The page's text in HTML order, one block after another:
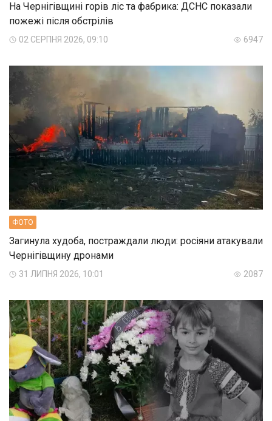
На Чернігівщині горів ліс та фабрика: ДСНС показали
пожежі після обстрілів
02 СЕРПНЯ 2026, 09:10 6947
ФОТО
Загинула худоба, постраждали люди: росіяни атакували
Чернігівщину дронами
31 ЛИПНЯ 2026, 10:01 2087